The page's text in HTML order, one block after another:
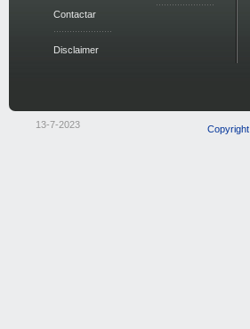
Contactar
Disclaimer
13-7-2023 Copyright